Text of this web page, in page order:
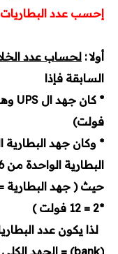
إحسب عدد البطاريات
أولا : لحساب عدد
السابقة فإذا
* كان
فولت)
البطارية الواحدة من 6 خلايا وجهد الخلية الواحدة (2 فولت)
*2 = 12 فولت )
لذا يكون عدد